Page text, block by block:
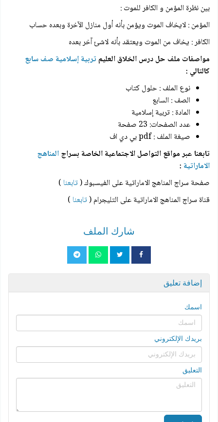
بين نظرة المؤمن و الكافر للموت :
المؤمن : لايخاف الموت ويؤمن بأنه أول منازل الآخرة وبعده حساب
الكافر : يخاف من الموت ويعتقد بأنه لاشئ آخر بعده
مواصفات ملف حل درس الخلاق العليم تربية إسلامية صف سابع
كالتالي :
نوع الملف : حلول كتاب
الصف : السابع
المادة : تربية إسلامية
عدد الصفحات: 23 صفحة
صيغة الملف : pdf بي دي اف
تابعنا عبر مواقع التواصل الاجتماعية الخاصة بسراجالمناهج
الاماراتية :
صفحة سراج المناهج الاماراتية على الفيسبوك (تابعنا )
قناة سراج المناهج الاماراتية على التليجرام (تابعنا )
شارك الملف
إضافة تعليق
اسمك
بريدك الإلكتروني
التعليق